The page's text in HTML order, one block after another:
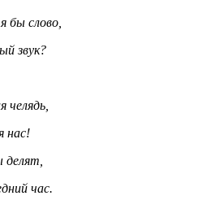
бы слово,
звук?
нас!
делят,
час.